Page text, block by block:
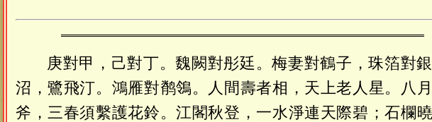
庚對甲，己對丁。魏闕對彤廷。梅妻對鶴子，珠箔對
沼，鷺飛汀。鴻雁對鹡鴒。人間壽者相，天上老人星。八
斧，三春須繫護花鈴。江閣秋登，一水淨連天際碧；石欄